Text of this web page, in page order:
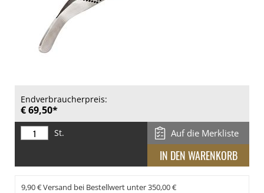
Endverbraucherpreis:
€ 69,50*
St. Auf die Merkliste
9,90 € Versand bei Bestellwert unter 350,00 €